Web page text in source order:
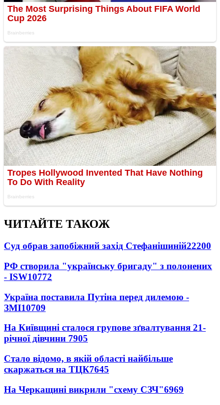
ЧИТАЙТЕ ТАКОЖ
Суд обрав запобіжний захід Стефанішиній22200
РФ створила "українську бригаду" з полонених
- ISW10772
Україна поставила Путіна перед дилемою -
ЗМІ10709
На Київщині сталося групове зґвалтування 21-
річної дівчини 7905
Стало відомо, в якій області найбільше
скаржаться на ТЦК7645
На Черкащині викрили "схему СЗЧ"6969